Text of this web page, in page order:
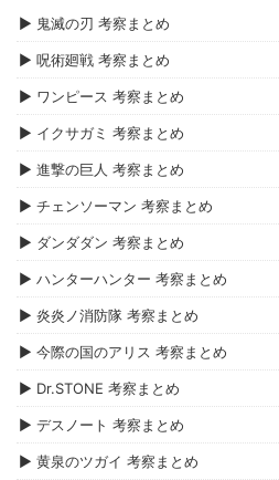
▶ 鬼滅の刃 考察まとめ
▶ 呪術廻戦 考察まとめ
▶ ワンピース 考察まとめ
▶ イクサガミ 考察まとめ
▶ 進撃の巨人 考察まとめ
▶ チェンソーマン 考察まとめ
▶ ダンダダン 考察まとめ
▶ ハンターハンター 考察まとめ
▶ 炎炎ノ消防隊 考察まとめ
▶ 今際の国のアリス 考察まとめ
▶ Dr.STONE 考察まとめ
▶ デスノート 考察まとめ
▶ 黄泉のツガイ 考察まとめ